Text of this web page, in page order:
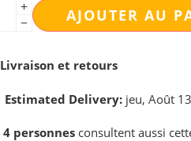
AJOUTER AU
Livraison et retours
Estimated Delivery: jeu, Août
4 personnes consultent aussi